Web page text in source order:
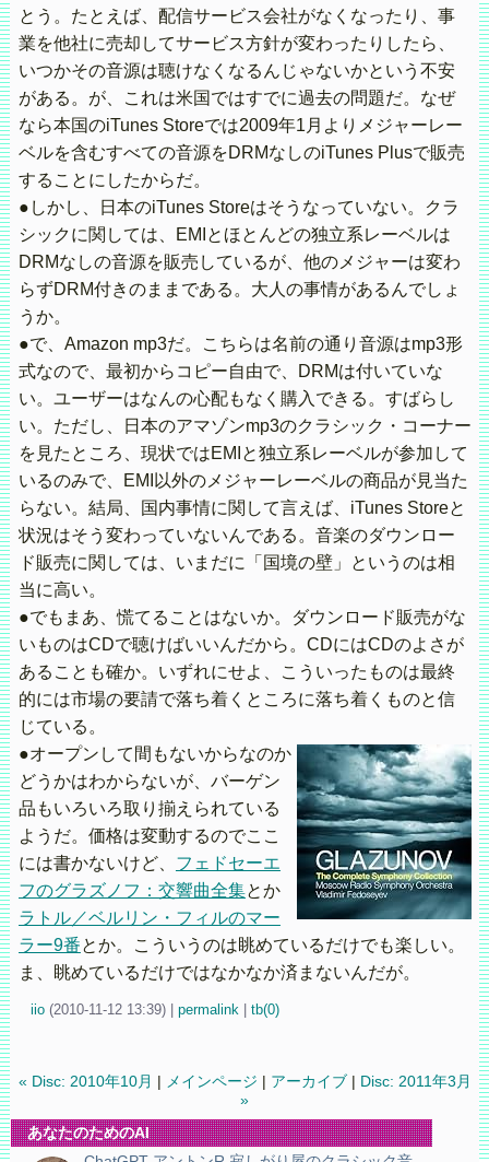
とう。たとえば、配信サービス会社がなくなったり、事
業を他社に売却してサービス方針が変わったりしたら、
いつかその音源は聴けなくなるんじゃないかという不安
がある。が、これは米国ではすでに過去の問題だ。なぜ
なら本国のiTunes Storeでは2009年1月よりメジャーレー
ベルを含むすべての音源をDRMなしのiTunes Plusで販売
することにしたからだ。
●しかし、日本のiTunes Storeはそうなっていない。クラ
シックに関しては、EMIとほとんどの独立系レーベルは
DRMなしの音源を販売しているが、他のメジャーは変わ
らずDRM付きのままである。大人の事情があるんでしょ
うか。
●で、Amazon mp3だ。こちらは名前の通り音源はmp3形
式なので、最初からコピー自由で、DRMは付いていな
い。ユーザーはなんの心配もなく購入できる。すばらし
い。ただし、日本のアマゾンmp3のクラシック・コーナー
を見たところ、現状ではEMIと独立系レーベルが参加して
いるのみで、EMI以外のメジャーレーベルの商品が見当た
らない。結局、国内事情に関して言えば、iTunes Storeと
状況はそう変わっていないんである。音楽のダウンロー
ド販売に関しては、いまだに「国境の壁」というのは相
当に高い。
●でもまあ、慌てることはないか。ダウンロード販売がな
いものはCDで聴けばいいんだから。CDにはCDのよさが
あることも確か。いずれにせよ、こういったものは最終
的には市場の要請で落ち着くところに落ち着くものと信
じている。
●オープンして間もないからなのか
どうかはわからないが、バーゲン
品もいろいろ取り揃えられている
ようだ。価格は変動するのでここ
には書かないけど、 フェドセーエ
フのグラズノフ：交響曲全集とか
ラトル／ベルリン・フィルのマー
ラー9番とか。こういうのは眺めているだけでも楽しい。
ま、眺めているだけではなかなか済まないんだが。
iio (2010-11-12 13:39) permalink| tb(0)
« Disc: 2010年10月 メインページ アーカイブ
Disc: 2011年3月
»
あなたのためのAI